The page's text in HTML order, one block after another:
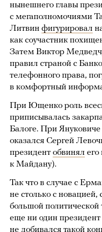
нынешнего главы
с мегаполномочиями
Литвин фигурировал
как соучастник
Затем Виктор
правил страной с
телефонного права,
в комфортный
При Ющенко роль
приписывалась
Балоге. При Януковиче
оказался Сергей
президент обвинял
к Майдану).
Так что в случае с
не столько с новацией,
большой политической
еще ни один
не добивался такой